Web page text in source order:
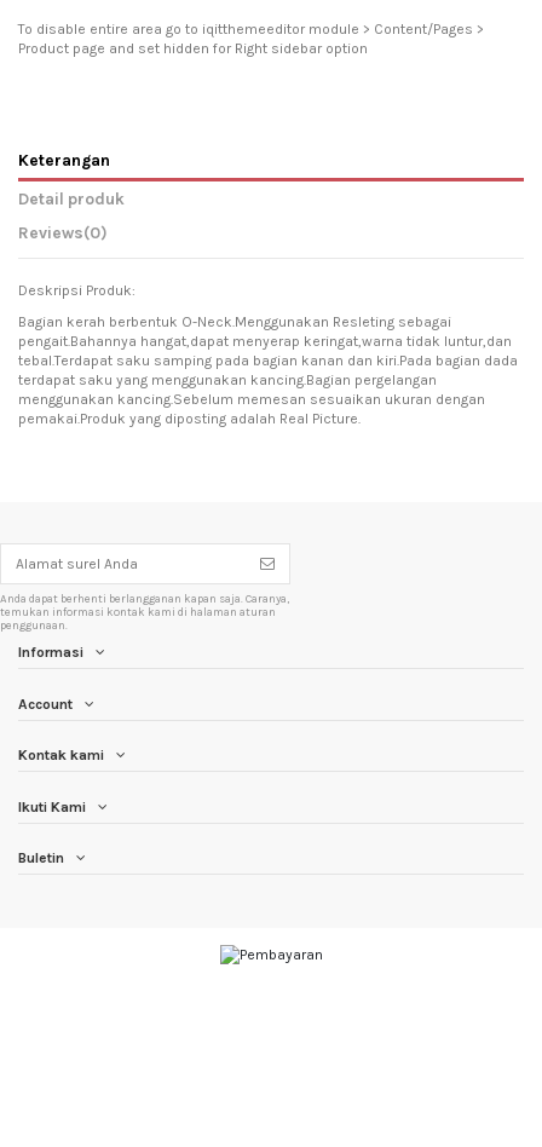
To disable entire area go to iqitthemeeditor module > Content/Pages >
Product page and set hidden for Right sidebar option
Keterangan
Detail produk
Reviews(0)
Deskripsi Produk:
Bagian kerah berbentuk O-Neck.Menggunakan Resleting sebagai
pengait.Bahannya hangat,dapat menyerap keringat,warna tidak luntur,dan
tebal.Terdapat saku samping pada bagian kanan dan kiri.Pada bagian dada
terdapat saku yang menggunakan kancing.Bagian pergelangan
menggunakan kancing.Sebelum memesan sesuaikan ukuran dengan
pemakai.Produk yang diposting adalah Real Picture.
Anda dapat berhenti berlangganan kapan saja. Caranya,
temukan informasi kontak kami di halaman aturan
penggunaan.
Informasi
Account
Kontak kami
Ikuti Kami
Buletin